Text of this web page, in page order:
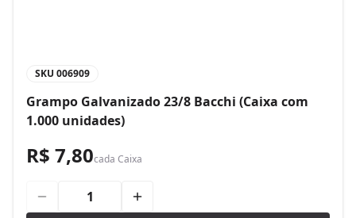
SKU 006909
Grampo Galvanizado 23/8 Bacchi (Caixa com
1.000 unidades)
R$ 7,80cada Caixa